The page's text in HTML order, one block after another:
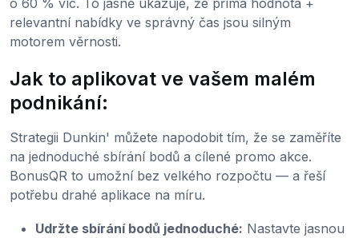
relevantní nabídky ve správný čas jsou silným
motorem věrnosti.
Jak to aplikovat ve vašem malém
podnikání:
Strategii Dunkin' můžete napodobit tím, že se zaměříte
na jednoduché sbírání bodů a cílené promo akce.
BonusQR to umožní bez velkého rozpočtu — a řeší
potřebu drahé aplikace na míru.
Udržte sbírání bodů jednoduché: Nastavte jasnou